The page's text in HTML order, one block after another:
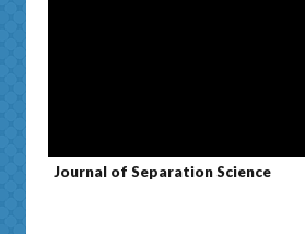
Journal of Separation Science